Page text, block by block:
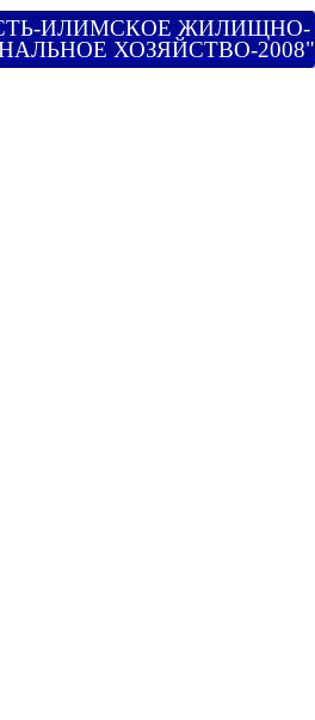
ИЛИМСКОЕ ЖИЛИЩНО-
ХОЗЯЙСТВО-2008"